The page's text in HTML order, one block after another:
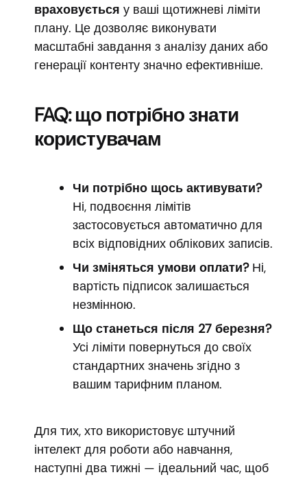
враховується у ваші щотижневі ліміти
плану. Це дозволяє виконувати
масштабні завдання з аналізу даних або
генерації контенту значно ефективніше.
FAQ: що потрібно знати
користувачам
Чи потрібно щось активувати?
Ні, подвоєння лімітів
застосовується автоматично для
всіх відповідних облікових записів.
Чи зміняться умови оплати?Ні,
вартість підписок залишається
незмінною.
Що станеться після 27 березня?
Усі ліміти повернуться до своїх
стандартних значень згідно з
вашим тарифним планом.
Для тих, хто використовує штучний
інтелект для роботи або навчання,
наступні два тижні — ідеальний час, щоб